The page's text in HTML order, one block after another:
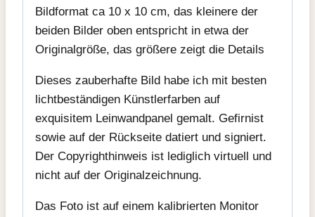
Bildformat ca 10 x 10 cm, das kleinere der
beiden Bilder oben entspricht in etwa der
Originalgröße, das größere zeigt die Details
Dieses zauberhafte Bild habe ich mit besten
lichtbeständigen Künstlerfarben auf
exquisitem Leinwandpanel gemalt. Gefirnist
sowie auf der Rückseite datiert und signiert.
Der Copyrighthinweis ist lediglich virtuell und
nicht auf der Originalzeichnung.
Das Foto ist auf einem kalibrierten Monitor